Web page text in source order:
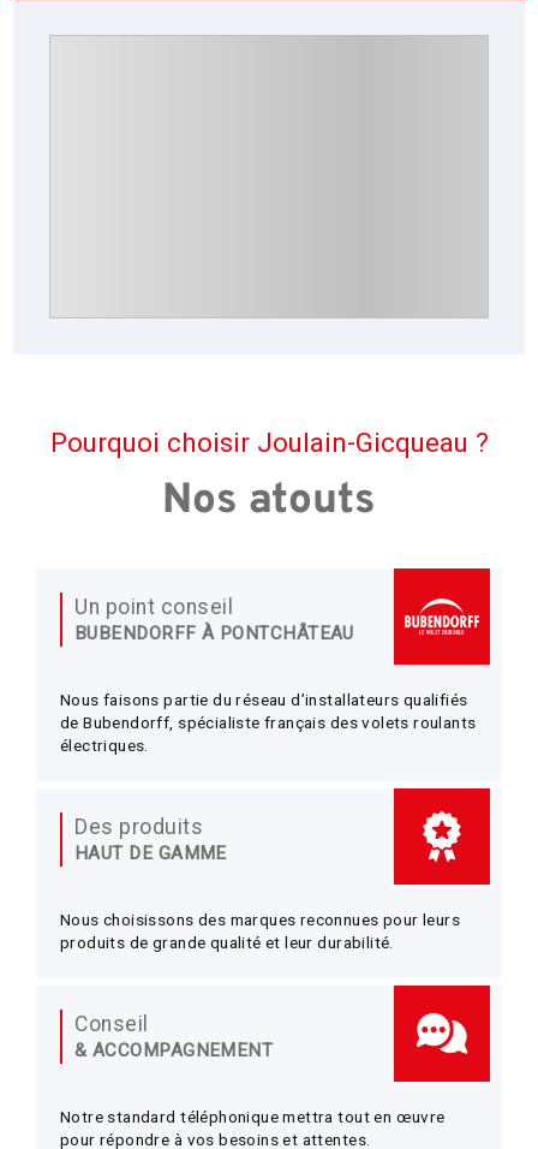
Pourquoi choisir Joulain-Gicqueau ?
Nos atouts
Un point conseil
BUBENDORFF À PONTCHÂTEAU
Nous faisons partie du réseau d’installateurs qualifiés
de Bubendorff, spécialiste français des volets roulants
électriques.
Des produits
HAUT DE GAMME
Nous choisissons des marques reconnues pour leurs
produits de grande qualité et leur durabilité.
Conseil
& ACCOMPAGNEMENT
Notre standard téléphonique mettra tout en œuvre
pour répondre à vos besoins et attentes.